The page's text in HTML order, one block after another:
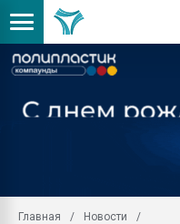
Главная
Новости